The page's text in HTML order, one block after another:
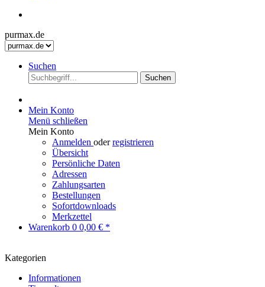
purmax.de
Suchen
Suchen
Mein Konto
Menü schließen
Mein Konto
Anmelden oderregistrieren
Übersicht
Persönliche Daten
Adressen
Zahlungsarten
Bestellungen
Sofortdownloads
Merkzettel
Warenkorb 0 0,00 € *
Kategorien
Informationen